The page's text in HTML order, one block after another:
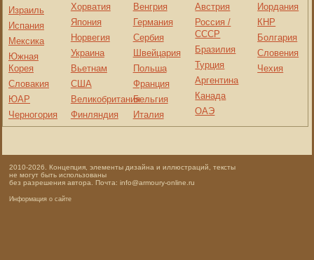
Израиль
Испания
Мексика
Южная
Корея
Словакия
ЮАР
Черногория
Хорватия
Япония
Норвегия
Украина
Вьетнам
США
Великобритания
Финляндия
Венгрия
Германия
Сербия
Швейцария
Польша
Франция
Бельгия
Италия
Австрия
Россия /
СССР
Бразилия
Турция
Аргентина
Канада
ОАЭ
Иордания
КНР
Болгария
Словения
Чехия
2010-2026. Концепция, элементы дизайна и иллюстраций, тексты
не могут быть использованы
без разрешения автора. Почта: info@armoury-online.ru
Информация о сайте